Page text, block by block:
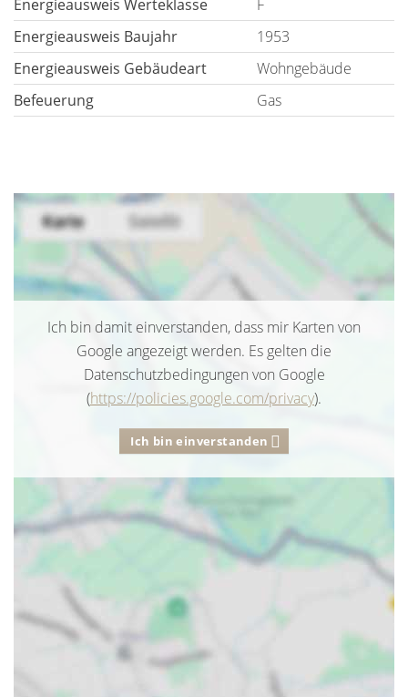
Energieausweis Werteklasse
F
Energieausweis Baujahr
1953
Energieausweis Gebäudeart
Wohngebäude
Befeuerung
Gas
Ich bin damit einverstanden, dass mir Karten von
Google angezeigt werden. Es gelten die
Datenschutzbedingungen von Google
(https://policies.google.com/privacy).
Ich bin einverstanden